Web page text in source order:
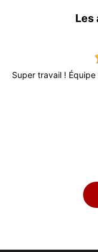
Les
Super travail !